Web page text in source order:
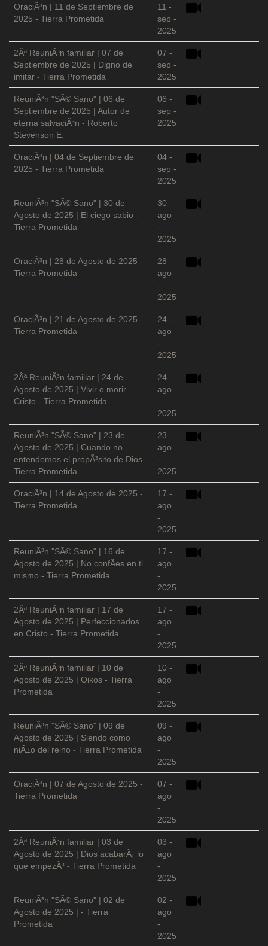
OraciÃ³n | 11 de Septiembre de
2025 - Tierra Prometida
11 -
sep -
2025
2Âª ReuniÃ³n familiar | 07 de
Septiembre de 2025 | Digno de
imitar - Tierra Prometida
07 -
sep -
2025
ReuniÃ³n "SÃ© Sano" | 06 de
Septiembre de 2025 | Autor de
eterna salvaciÃ³n - Roberto
Stevenson E.
06 -
sep -
2025
OraciÃ³n | 04 de Septiembre de
2025 - Tierra Prometida
04 -
sep -
2025
ReuniÃ³n "SÃ© Sano" | 30 de
Agosto de 2025 | El ciego sabio -
Tierra Prometida
30 -
ago
-
2025
OraciÃ³n | 28 de Agosto de 2025 -
Tierra Prometida
28 -
ago
-
2025
OraciÃ³n | 21 de Agosto de 2025 -
Tierra Prometida
24 -
ago
-
2025
2Âª ReuniÃ³n familiar | 24 de
Agosto de 2025 | Vivir o morir
Cristo - Tierra Prometida
24 -
ago
-
2025
ReuniÃ³n "SÃ© Sano" | 23 de
Agosto de 2025 | Cuando no
entendemos el propÃ³sito de Dios -
Tierra Prometida
23 -
ago
-
2025
OraciÃ³n | 14 de Agosto de 2025 -
Tierra Prometida
17 -
ago
-
2025
ReuniÃ³n "SÃ© Sano" | 16 de
Agosto de 2025 | No confÃ­es en ti
mismo - Tierra Prometida
17 -
ago
-
2025
2Âª ReuniÃ³n familiar | 17 de
Agosto de 2025 | Perfeccionados
en Cristo - Tierra Prometida
17 -
ago
-
2025
2Âª ReuniÃ³n familiar | 10 de
Agosto de 2025 | Oikos - Tierra
Prometida
10 -
ago
-
2025
ReuniÃ³n "SÃ© Sano" | 09 de
Agosto de 2025 | Siendo como
niÃ±o del reino - Tierra Prometida
09 -
ago
-
2025
OraciÃ³n | 07 de Agosto de 2025 -
Tierra Prometida
07 -
ago
-
2025
2Âª ReuniÃ³n familiar | 03 de
Agosto de 2025 | Dios acabarÃ¡ lo
que empezÃ³ - Tierra Prometida
03 -
ago
-
2025
ReuniÃ³n "SÃ© Sano" | 02 de
Agosto de 2025 | - Tierra
Prometida
02 -
ago
-
2025